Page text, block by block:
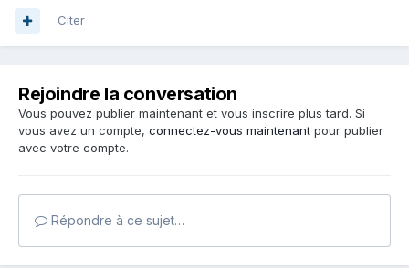
Citer
Rejoindre la conversation
Vous pouvez publier maintenant et vous inscrire plus tard. Si
vous avez un compte, connectez-vous maintenant pour publier
avec votre compte.
Répondre à ce sujet…